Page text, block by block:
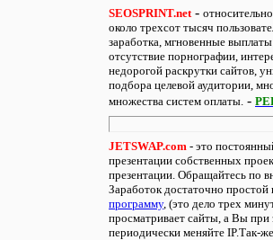
SEOSPRINT.net -
около трехсот тысяч
заработка, мгновенные
отсутствие порнографии,
недорогой раскрутки сайтов,
подбора целевой аудитории,
множества систем оплаты. -
JETSWAP.com - это
презентации собственных
презентации. Обращайтесь по
Заработок достаточно
программу, (это дело трех
просматривает сайты, а Вы
периодически меняйте IP.Так-